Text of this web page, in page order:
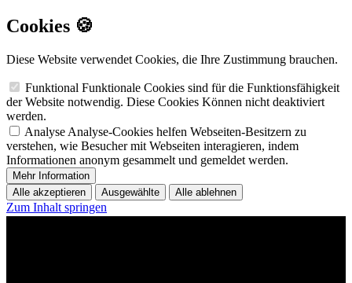
Cookies 🍪
Diese Website verwendet Cookies, die Ihre Zustimmung brauchen.
Funktional Funktionale Cookies sind für die Funktionsfähigkeit
der Website notwendig. Diese Cookies Können nicht deaktiviert
werden.
Analyse Analyse-Cookies helfen Webseiten-Besitzern zu
verstehen, wie Besucher mit Webseiten interagieren, indem
Informationen anonym gesammelt und gemeldet werden.
Mehr Information
Alle akzeptieren
Ausgewählte Alle ablehnen
Zum Inhalt springen